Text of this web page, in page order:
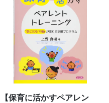
【保育に活かすペアレン